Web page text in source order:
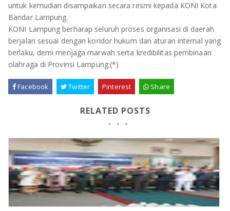
untuk kemudian disampaikan secara resmi kepada KONI Kota
Bandar Lampung.
KONI Lampung berharap seluruh proses organisasi di daerah
berjalan sesuai dengan koridor hukum dan aturan internal yang
berlaku, demi menjaga marwah serta kredibilitas pembinaan
olahraga di Provinsi Lampung.(*)
Facebook Twitter Pinterest Share
RELATED POSTS